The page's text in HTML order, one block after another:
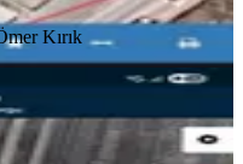
Kırık
Kerer De Satılık